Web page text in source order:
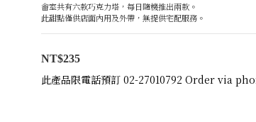
畬室共有六款巧克力塔，每日隨機推出兩款。
此甜點僅供店面內用及外帶，無提供宅配服務。
NT$235